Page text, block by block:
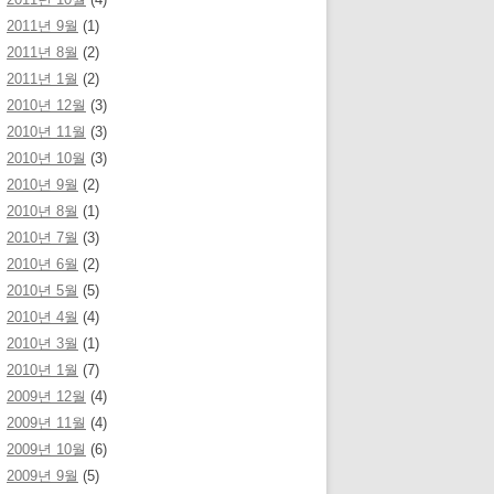
2011년 9월 (1)
2011년 8월 (2)
2011년 1월 (2)
2010년 12월 (3)
2010년 11월 (3)
2010년 10월 (3)
2010년 9월 (2)
2010년 8월 (1)
2010년 7월 (3)
2010년 6월 (2)
2010년 5월 (5)
2010년 4월 (4)
2010년 3월 (1)
2010년 1월 (7)
2009년 12월 (4)
2009년 11월 (4)
2009년 10월 (6)
2009년 9월 (5)